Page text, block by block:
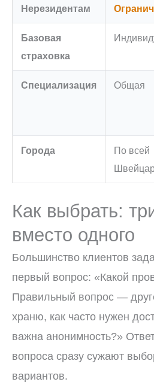
Нерезидентам
Базовая
страховка
Специализация Общая
Города
По всей
Как выбрать:
вместо одного
Большинство клиентов
первый вопрос: «Какой
Правильный вопрос —
храню, как часто нужен
важна анонимность?»
вопроса сразу сужают
вариантов.